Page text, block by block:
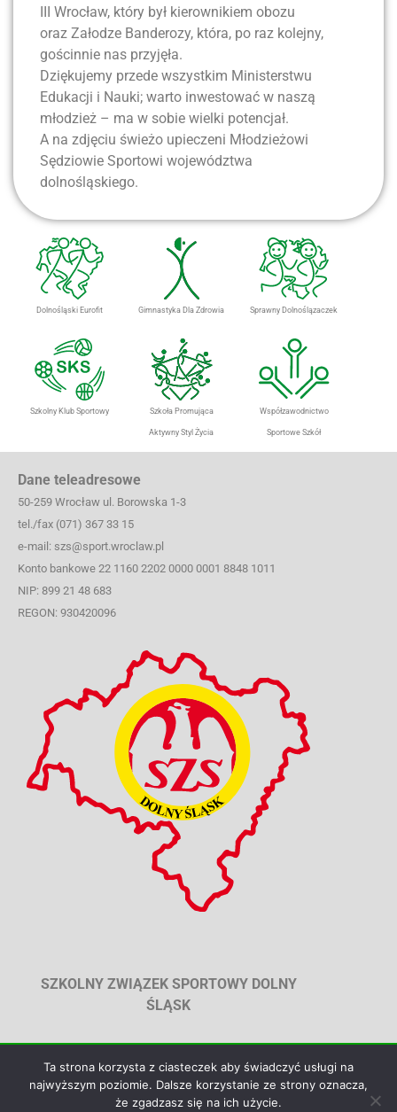
III Wrocław, który był kierownikiem obozu
oraz Załodze Banderozy, która, po raz kolejny,
gościnnie nas przyjęła.
Dziękujemy przede wszystkim Ministerstwu
Edukacji i Nauki; warto inwestować w naszą
młodzież – ma w sobie wielki potencjał.
A na zdjęciu świeżo upieczeni Młodzieżowi
Sędziowie Sportowi województwa
dolnośląskiego.
Dolnośląski Eurofit Gimnastyka Dla Zdrowia Sprawny Dolnoślązaczek
Szkolny Klub Sportowy Szkoła Promująca
Aktywny Styl Życia
Współzawodnictwo
Sportowe Szkół
Dane teleadresowe
50-259 Wrocław ul. Borowska 1-3
tel./fax (071) 367 33 15
e-mail: szs@sport.wroclaw.pl
Konto bankowe 22 1160 2202 0000 0001 8848 1011
NIP: 899 21 48 683
REGON: 930420096
SZKOLNY ZWIĄZEK SPORTOWY DOLNY
ŚLĄSK
© SZKOLNY ZWIĄZEK SPORTOWY DOLNY
ŚLĄSK, WSZYSTKIE PRAWA ZASTRZEŻONE
Ta strona korzysta z ciasteczek aby świadczyć usługi na
najwyższym poziomie. Dalsze korzystanie ze strony oznacza,
że zgadzasz się na ich użycie.